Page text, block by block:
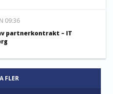
09:36
partnerkontrakt – IT
FLER